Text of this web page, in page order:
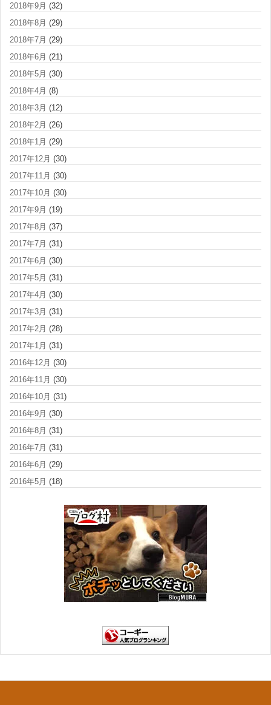
2018年9月 (32)
2018年8月 (29)
2018年7月 (29)
2018年6月 (21)
2018年5月 (30)
2018年4月 (8)
2018年3月 (12)
2018年2月 (26)
2018年1月 (29)
2017年12月 (30)
2017年11月 (30)
2017年10月 (30)
2017年9月 (19)
2017年8月 (37)
2017年7月 (31)
2017年6月 (30)
2017年5月 (31)
2017年4月 (30)
2017年3月 (31)
2017年2月 (28)
2017年1月 (31)
2016年12月 (30)
2016年11月 (30)
2016年10月 (31)
2016年9月 (30)
2016年8月 (31)
2016年7月 (31)
2016年6月 (29)
2016年5月 (18)